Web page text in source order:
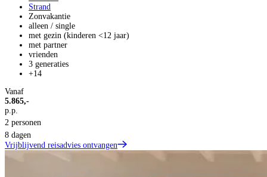
Strand
Zonvakantie
alleen / single
met gezin (kinderen <12 jaar)
met partner
vrienden
3 generaties
+14
Vanaf
5.865,-
p.p.
2 personen
8 dagen
Vrijblijvend reisadvies ontvangen